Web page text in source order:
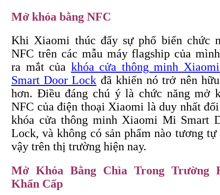
Mở khóa bằng NFC
Khi Xiaomi thúc đẩy sự phổ biến chức
NFC trên các mẫu máy flagship của
ra mắt của khóa cửa thông minh
Smart Door Lock đã khiến nó trở nên
hơn. Điều đáng chú ý là chức năng mở
NFC của điện thoại Xiaomi là duy nhất
khóa cửa thông minh Xiaomi Mi Smart
Lock, và không có sản phẩm nào tương tự
vậy trên thị trường hiện nay.
Mở Khóa Bằng Chìa Trong Trường
Khẩn Cấp